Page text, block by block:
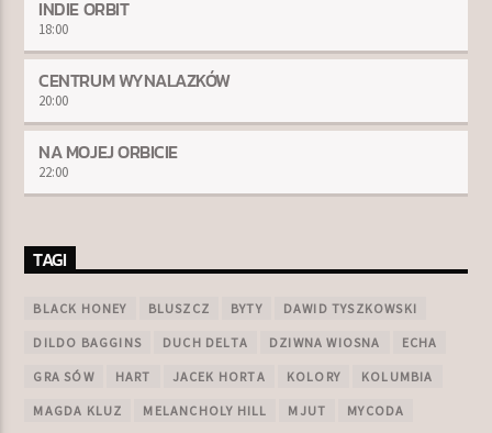
INDIE ORBIT
18:00
CENTRUM WYNALAZKÓW
20:00
NA MOJEJ ORBICIE
22:00
TAGI
BLACK HONEY BLUSZCZ BYTY DAWID TYSZKOWSKI
DILDO BAGGINS DUCH DELTA DZIWNA WIOSNA ECHA
GRA SÓW HART JACEK HORTA KOLORY KOLUMBIA
MAGDA KLUZ MELANCHOLY HILL MJUT MYCODA